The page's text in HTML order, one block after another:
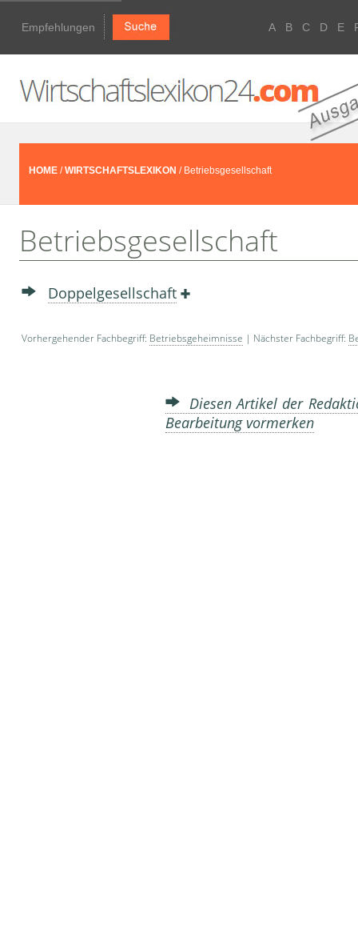
Empfehlungen A B C D E
HOME /WIRTSCHAFTSLEXIKON / Betriebsgesellschaft
Betriebsgesellschaft
Doppelgesellschaft
Vorhergehender Fachbegriff: Betriebsgeheimnisse | Nächster Fachbegriff:
Diesen Artikel der
Bearbeitung vormerken